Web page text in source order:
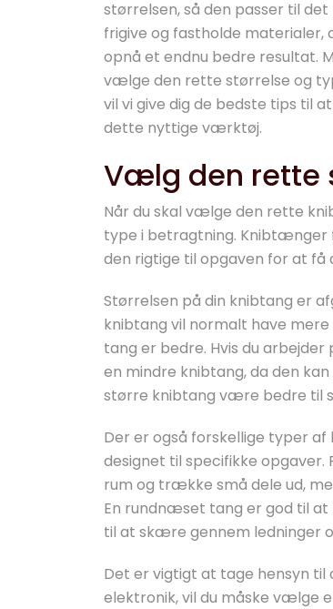
størrelsen, så den passer til
frigive og fastholde
opnå et endnu bedre resultat.
vælge den rette størrelse og
vil vi give dig de bedste tips til
dette nyttige værktøj.
Vælg den rette
Når du skal vælge den rette
type i betragtning. Knibtænger
den rigtige til opgaven for at få
Størrelsen på din knibtang er
knibtang vil normalt have
tang er bedre. Hvis du
en mindre knibtang, da den
større knibtang være bedre til
Der er også forskellige typer
designet til specifikke
rum og trække små dele ud,
En rundnæset tang er god til
til at skære gennem ledninger
Det er vigtigt at tage hensyn til
elektronik, vil du måske vælge